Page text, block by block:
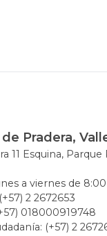
Pradera,
11 Esquina,
a viernes de
2 2672653
018000919748
(+57) 2